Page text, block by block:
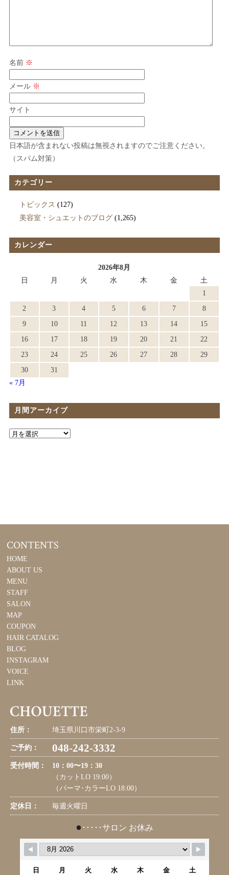
名前 ※
メール ※
サイト
日本語が含まれない投稿は無視されますのでご注意ください。
（スパム対策）
カテゴリー
トピックス (127)
美容室・シュエットのブログ(1,265)
カレンダー
2026年8月
日
月 火 水 木 金
土
1
2
3 4 5 6 7
8
9
10 11 12 13 14
15
16
17 18 19 20 21
22
23
24 25 26 27 28
29
30
31
« 7月
月間アーカイブ
CONTENTS
HOME
ABOUT US
MENU
STAFF
SALON
MAP
COUPON
HAIR CATALOG
BLOG
INSTAGRAM
VOICE
LINK
住所： 埼玉県川口市栄町2-3-9
ご予約： 048-242-3332
受付時間：
10：00〜19：30
（カットLO 19:00）
（パーマ･カラーLO 18:00）
定休日： 毎週火曜日
● ･････サロン お休み
日 月 火 水 木 金 土